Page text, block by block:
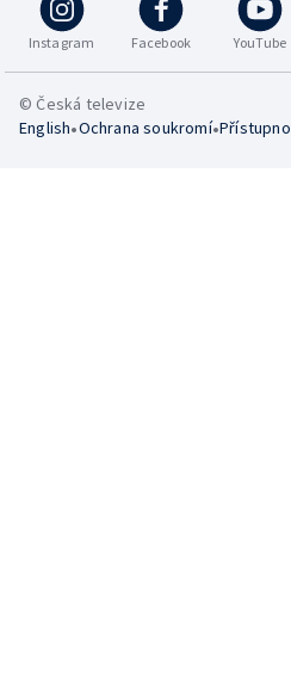
Instagram Facebook YouTube
© Česká televize
English•Ochrana soukromí•